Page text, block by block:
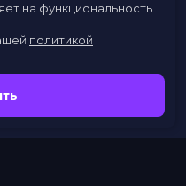
на функциональность
политикой